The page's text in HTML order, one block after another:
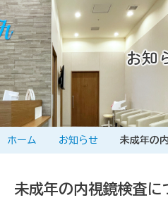
お知
ホーム お知らせ 未成年の
未成年の内視鏡検査に